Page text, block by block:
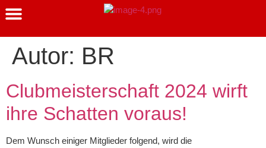
Autor: BR
Clubmeisterschaft 2024 wirft
ihre Schatten voraus!
Dem Wunsch einiger Mitglieder folgend, wird die